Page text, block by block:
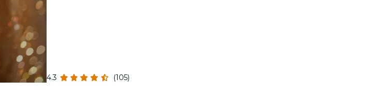
4.3 (105)